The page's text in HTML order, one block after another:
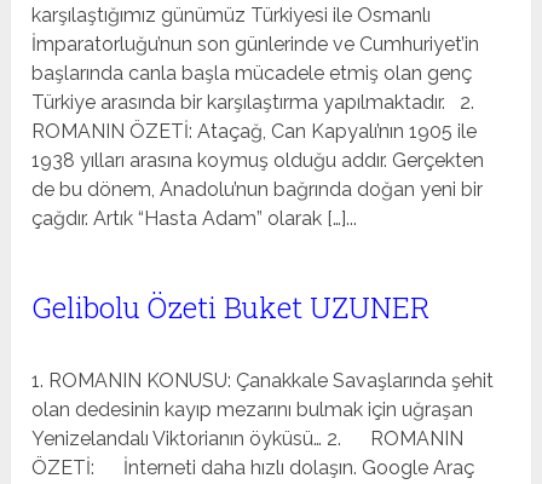
karşılaştığımız günümüz Türkiyesi ile Osmanlı
İmparatorluğu’nun son günlerinde ve Cumhuriyet’in
başlarında canla başla mücadele etmiş olan genç
Türkiye arasında bir karşılaştırma yapılmaktadır. 2.
ROMANIN ÖZETİ: Ataçağ, Can Kapyalı’nın 1905 ile
1938 yılları arasına koymuş olduğu addır. Gerçekten
de bu dönem, Anadolu’nun bağrında doğan yeni bir
çağdır. Artık “Hasta Adam” olarak […]...
Gelibolu Özeti Buket UZUNER
1. ROMANIN KONUSU: Çanakkale Savaşlarında şehit
olan dedesinin kayıp mezarını bulmak için uğraşan
Yenizelandalı Viktorianın öyküsü… 2. ROMANIN
ÖZETİ: İnterneti daha hızlı dolaşın. Google Araç